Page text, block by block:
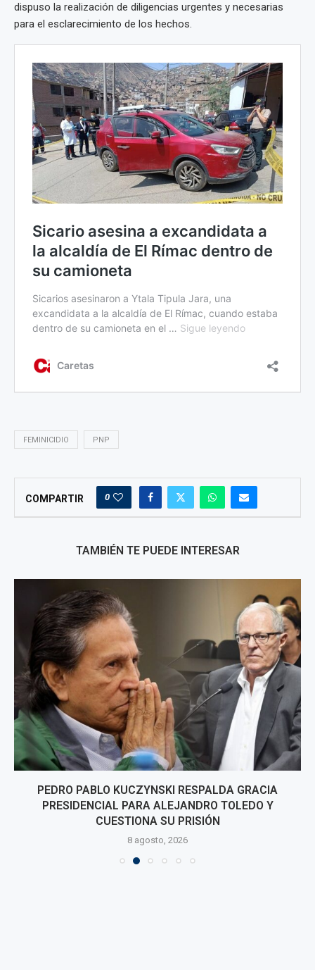
dispuso la realización de diligencias urgentes y necesarias
para el esclarecimiento de los hechos.
FEMINICIDIO PNP
COMPARTIR 0
TAMBIÉN TE PUEDE INTERESAR
PEDRO PABLO KUCZYNSKI RESPALDA GRACIA
PRESIDENCIAL PARA ALEJANDRO TOLEDO Y
CUESTIONA SU PRISIÓN
8 agosto, 2026